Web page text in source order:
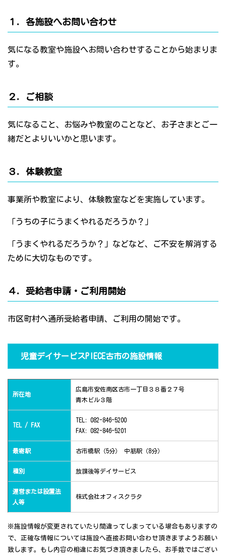
１．各施設へお問い合わせ
気になる教室や施設へお問い合わせすることから始まりま
す。
２．ご相談
気になること、お悩みや教室のことなど、お子さまとご一
緒だとよりいいかと思います。
３．体験教室
事業所や教室により、体験教室などを実施しています。
「うちの子にうまくやれるだろうか？」
「うまくやれるだろうか？」などなど、ご不安を解消する
ために大切なものです。
４．受給者申請・ご利用開始
市区町村へ通所受給者申請、ご利用の開始です。
児童デイサービスPIECE古市の施設情報
所在地
広島市安佐南区古市一丁目３８番２７号
青木ビル３階
TEL / FAX
TEL: 082-846-5200
FAX: 082-846-5201
最寄駅 古市橋駅（5分） 中筋駅（8分）
種別 放課後等デイサービス
運営または設置法
人等
株式会社オフィスクラタ
※施設情報が変更されていたり間違ってしまっている場合もありますの
で、正確な情報については施設へ直接お問い合わせ頂きますようお願い
致します。もし内容の相違にお気づき頂きましたら、お手数ではござい